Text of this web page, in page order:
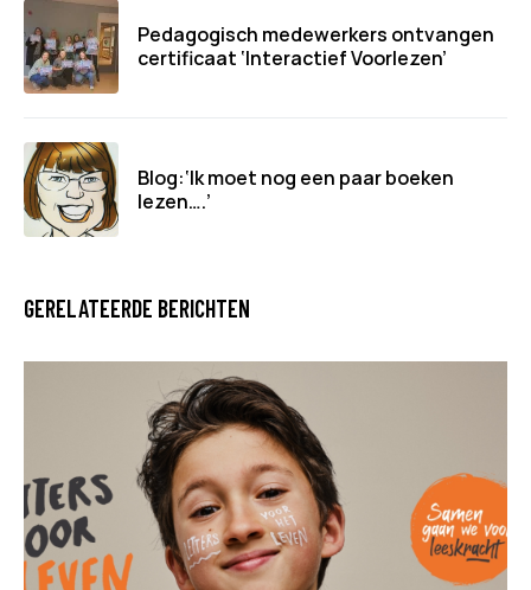
Pedagogisch medewerkers ontvangen
certificaat ‘Interactief Voorlezen’
Blog:‘Ik moet nog een paar boeken
lezen….’
GERELATEERDE BERICHTEN